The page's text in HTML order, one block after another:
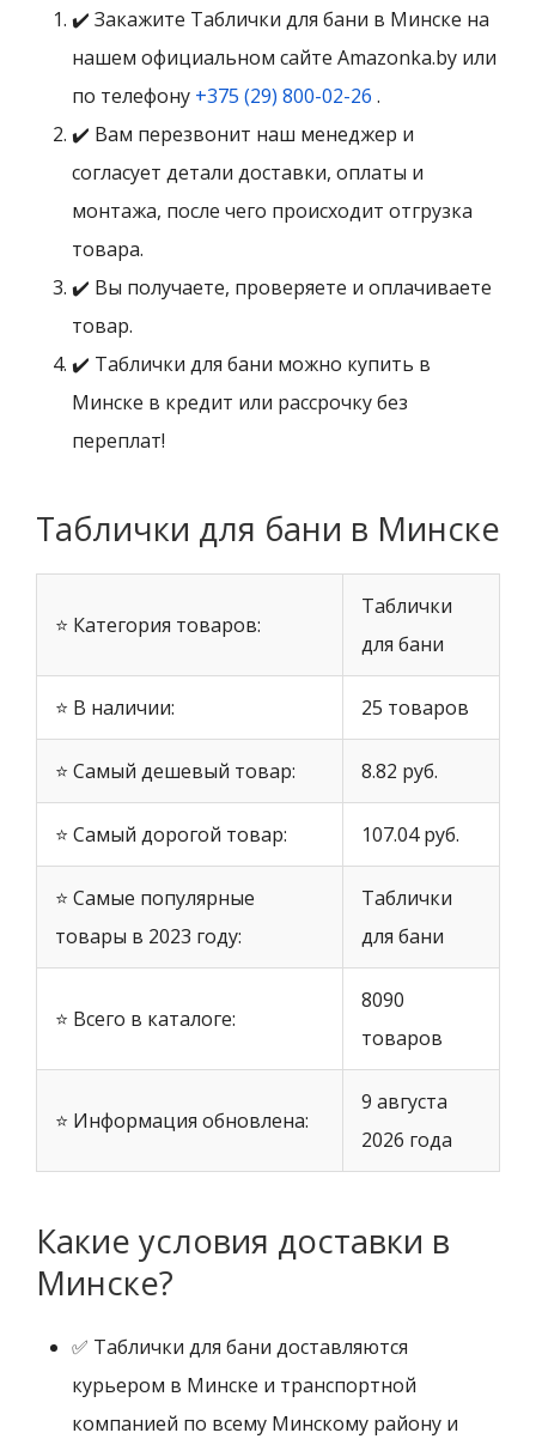
✔️ Закажите Таблички для бани в Минске на
нашем официальном сайте Amazonka.by или
по телефону +375 (29) 800-02-26 .
✔️ Вам перезвонит наш менеджер и
согласует детали доставки, оплаты и
монтажа, после чего происходит отгрузка
товара.
✔️ Вы получаете, проверяете и оплачиваете
товар.
✔️ Таблички для бани можно купить в
Минске в кредит или рассрочку без
переплат!
Таблички для бани в Минске
⭐ Категория товаров:
Таблички
для бани
⭐ В наличии: 25 товаров
⭐ Самый дешевый товар: 8.82 руб.
⭐ Самый дорогой товар: 107.04 руб.
⭐ Самые популярные
товары в 2023 году:
Таблички
для бани
⭐ Всего в каталоге:
8090
товаров
⭐ Информация обновлена:
9 августа
2026 года
Какие условия доставки в
Минске?
✅ Таблички для бани доставляются
курьером в Минске и транспортной
компанией по всему Минскому району и